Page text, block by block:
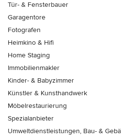
Tür- & Fensterbauer
Garagentore
Fotografen
Heimkino & Hifi
Home Staging
Immobilienmakler
Kinder- & Babyzimmer
Künstler & Kunsthandwerk
Möbelrestaurierung
Spezialanbieter
Umweltdienstleistungen, Bau- &